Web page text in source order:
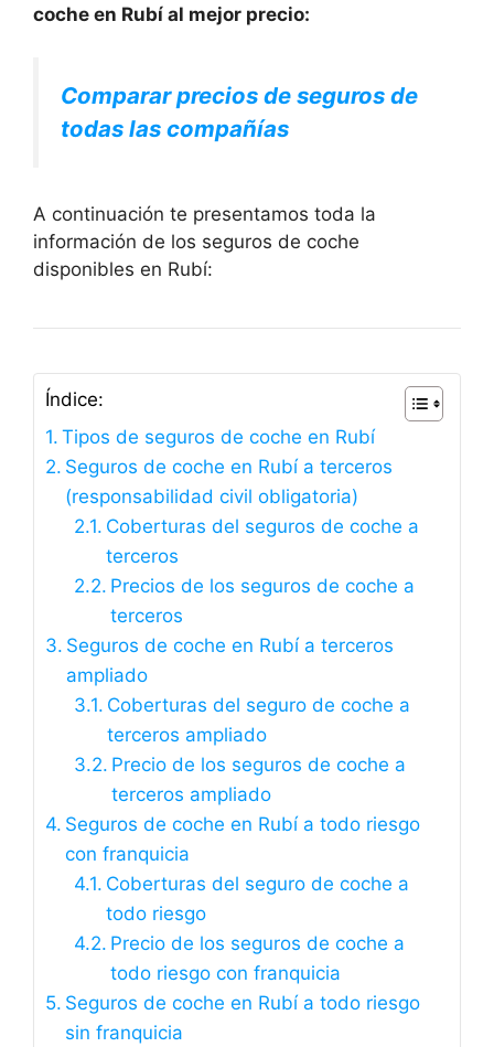
coche en Rubí al mejor precio:
Comparar precios de seguros de
todas las compañías
A continuación te presentamos toda la
información de los seguros de coche
disponibles en Rubí:
Índice:
Tipos de seguros de coche en Rubí
Seguros de coche en Rubí a terceros
(responsabilidad civil obligatoria)
Coberturas del seguros de coche a
terceros
Precios de los seguros de coche a
terceros
Seguros de coche en Rubí a terceros
ampliado
Coberturas del seguro de coche a
terceros ampliado
Precio de los seguros de coche a
terceros ampliado
Seguros de coche en Rubí a todo riesgo
con franquicia
Coberturas del seguro de coche a
todo riesgo
Precio de los seguros de coche a
todo riesgo con franquicia
Seguros de coche en Rubí a todo riesgo
sin franquicia